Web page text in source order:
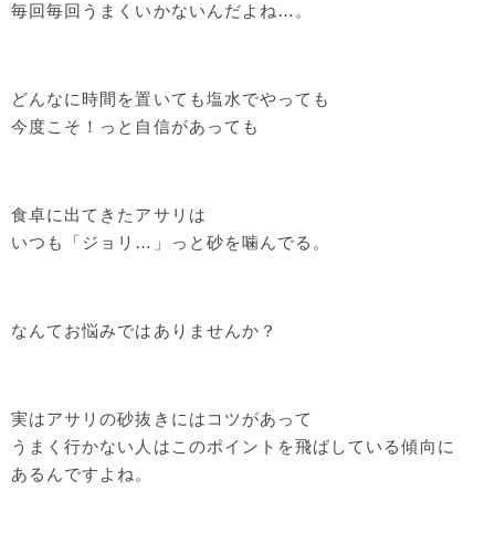
毎回毎回うまくいかないんだよね…。
どんなに時間を置いても塩水でやっても
今度こそ！っと自信があっても
食卓に出てきたアサリは
いつも「ジョリ…」っと砂を噛んでる。
なんてお悩みではありませんか？
実はアサリの砂抜きにはコツがあって
うまく行かない人はこのポイントを飛ばしている傾向に
あるんですよね。